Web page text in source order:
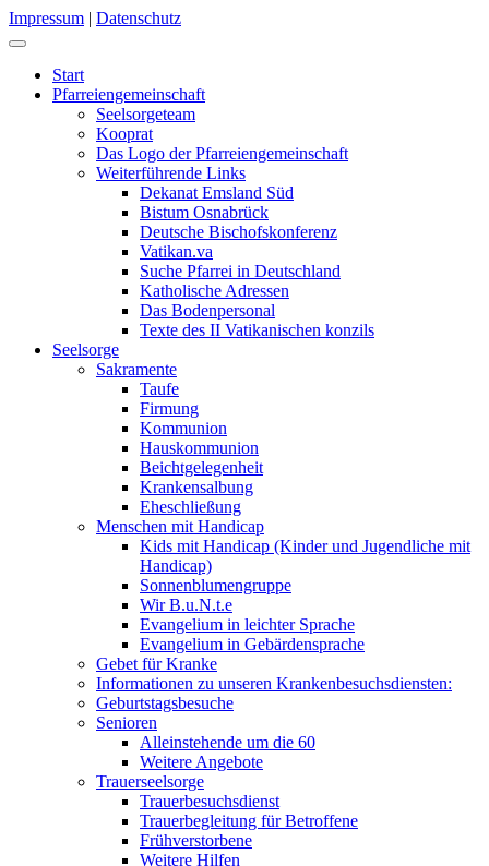
Impressum | Datenschutz
Start
Pfarreiengemeinschaft
Seelsorgeteam
Kooprat
Das Logo der Pfarreiengemeinschaft
Weiterführende Links
Dekanat Emsland Süd
Bistum Osnabrück
Deutsche Bischofskonferenz
Vatikan.va
Suche Pfarrei in Deutschland
Katholische Adressen
Das Bodenpersonal
Texte des II Vatikanischen konzils
Seelsorge
Sakramente
Taufe
Firmung
Kommunion
Hauskommunion
Beichtgelegenheit
Krankensalbung
Eheschließung
Menschen mit Handicap
Kids mit Handicap (Kinder und Jugendliche mit
Handicap)
Sonnenblumengruppe
Wir B.u.N.t.e
Evangelium in leichter Sprache
Evangelium in Gebärdensprache
Gebet für Kranke
Informationen zu unseren Krankenbesuchsdiensten:
Geburtstagsbesuche
Senioren
Alleinstehende um die 60
Weitere Angebote
Trauerseelsorge
Trauerbesuchsdienst
Trauerbegleitung für Betroffene
Frühverstorbene
Weitere Hilfen